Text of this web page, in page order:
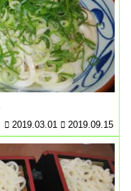
2019.03.01 2019.09.15